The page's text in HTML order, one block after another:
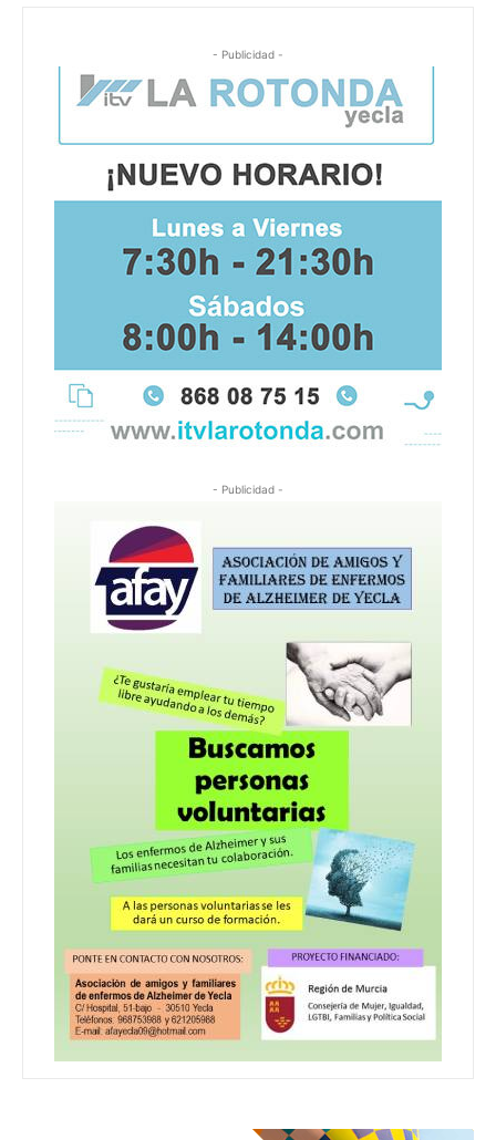
- Publicidad -
- Publicidad -